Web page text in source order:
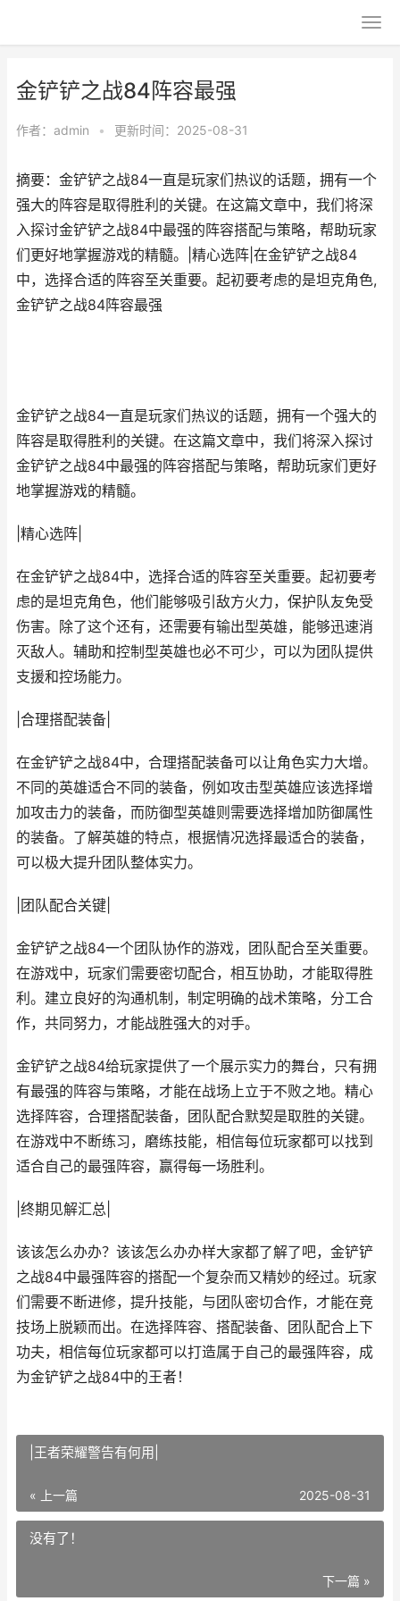
金铲铲之战84阵容最强
作者： admin • 更新时间：2025-08-31
摘要：金铲铲之战84一直是玩家们热议的话题，拥有一个
强大的阵容是取得胜利的关键。在这篇文章中，我们将深
入探讨金铲铲之战84中最强的阵容搭配与策略，帮助玩家
们更好地掌握游戏的精髓。|精心选阵|在金铲铲之战84
中，选择合适的阵容至关重要。起初要考虑的是坦克角色,
金铲铲之战84阵容最强
金铲铲之战84一直是玩家们热议的话题，拥有一个强大的
阵容是取得胜利的关键。在这篇文章中，我们将深入探讨
金铲铲之战84中最强的阵容搭配与策略，帮助玩家们更好
地掌握游戏的精髓。
|精心选阵|
在金铲铲之战84中，选择合适的阵容至关重要。起初要考
虑的是坦克角色，他们能够吸引敌方火力，保护队友免受
伤害。除了这个还有，还需要有输出型英雄，能够迅速消
灭敌人。辅助和控制型英雄也必不可少，可以为团队提供
支援和控场能力。
|合理搭配装备|
在金铲铲之战84中，合理搭配装备可以让角色实力大增。
不同的英雄适合不同的装备，例如攻击型英雄应该选择增
加攻击力的装备，而防御型英雄则需要选择增加防御属性
的装备。了解英雄的特点，根据情况选择最适合的装备，
可以极大提升团队整体实力。
|团队配合关键|
金铲铲之战84一个团队协作的游戏，团队配合至关重要。
在游戏中，玩家们需要密切配合，相互协助，才能取得胜
利。建立良好的沟通机制，制定明确的战术策略，分工合
作，共同努力，才能战胜强大的对手。
金铲铲之战84给玩家提供了一个展示实力的舞台，只有拥
有最强的阵容与策略，才能在战场上立于不败之地。精心
选择阵容，合理搭配装备，团队配合默契是取胜的关键。
在游戏中不断练习，磨练技能，相信每位玩家都可以找到
适合自己的最强阵容，赢得每一场胜利。
|终期见解汇总|
该该怎么办办？该该怎么办办样大家都了解了吧，金铲铲
之战84中最强阵容的搭配一个复杂而又精妙的经过。玩家
们需要不断进修，提升技能，与团队密切合作，才能在竞
技场上脱颖而出。在选择阵容、搭配装备、团队配合上下
功夫，相信每位玩家都可以打造属于自己的最强阵容，成
为金铲铲之战84中的王者！
|王者荣耀警告有何用|
« 上一篇 2025-08-31
没有了！
下一篇 »